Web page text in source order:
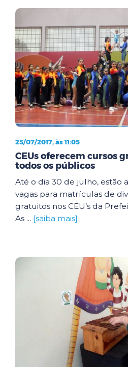
25/07/2017, às 11:05
CEUs oferecem cursos
todos os públicos
Até o dia 30 de julho, estão
vagas para matrículas de
gratuitos nos CEU’s da
As ... [saiba mais]